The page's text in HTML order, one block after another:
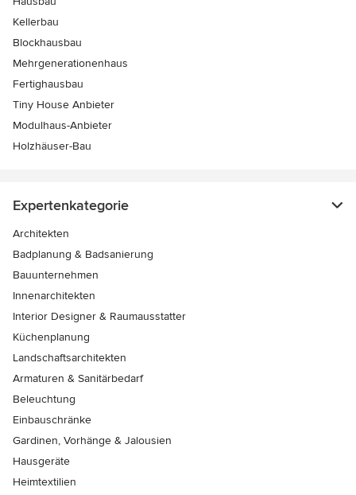
Kellerbau
Blockhausbau
Mehrgenerationenhaus
Fertighausbau
Tiny House Anbieter
Modulhaus-Anbieter
Holzhäuser-Bau
Expertenkategorie
Architekten
Badplanung & Badsanierung
Bauunternehmen
Innenarchitekten
Interior Designer & Raumausstatter
Küchenplanung
Landschaftsarchitekten
Armaturen & Sanitärbedarf
Beleuchtung
Einbauschränke
Gardinen, Vorhänge & Jalousien
Hausgeräte
Heimtextilien